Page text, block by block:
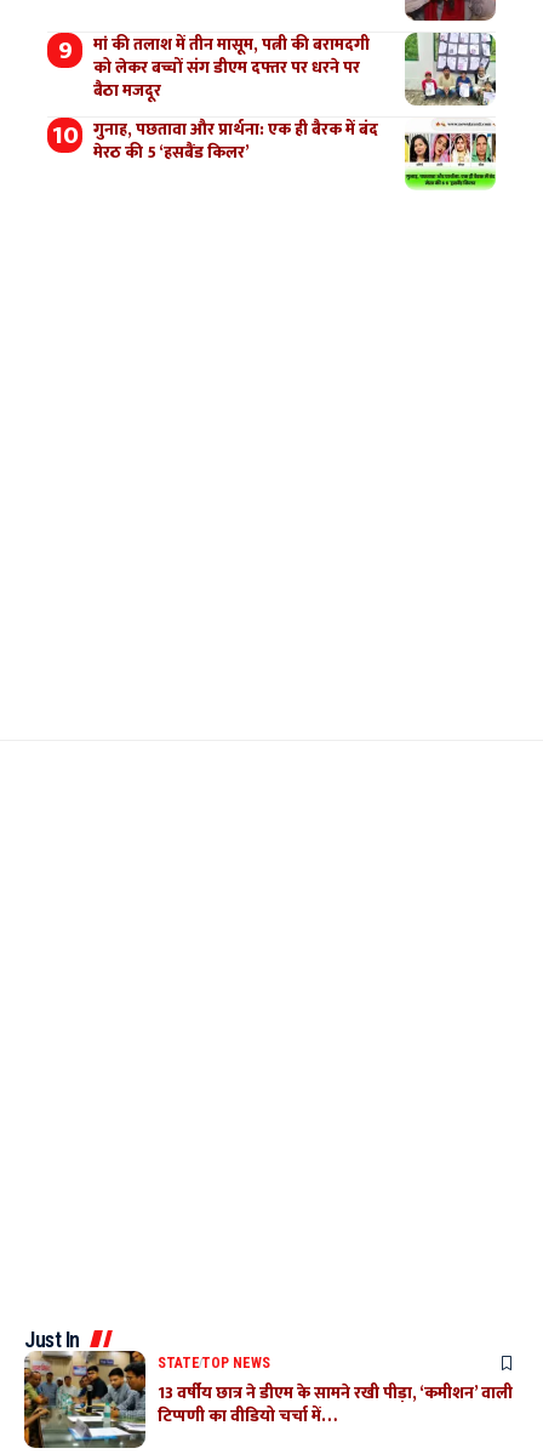
मां की तलाश में तीन मासूम, पत्नी की बरामदगी
को लेकर बच्चों संग डीएम दफ्तर पर धरने पर
बैठा मजदूर
गुनाह, पछतावा और प्रार्थना: एक ही बैरक में बंद
मेरठ की 5 ‘हसबैंड किलर’
Just In
STATETOP NEWS
13 वर्षीय छात्र ने डीएम के सामने रखी पीड़ा, ‘कमीशन’ वाली
टिप्पणी का वीडियो चर्चा में…